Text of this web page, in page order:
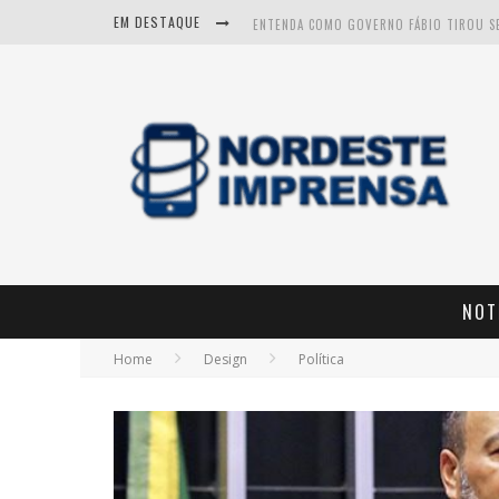
EM DESTAQUE
CNJ APROVA FIM DA APOSENTADORIA
Home Design Política